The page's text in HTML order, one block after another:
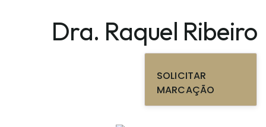
Dra. Raquel Ribeiro
SOLICITAR
MARCAÇÃO